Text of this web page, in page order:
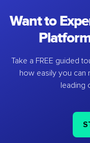
Want to
Take a FREE guided
how easily you can
leading